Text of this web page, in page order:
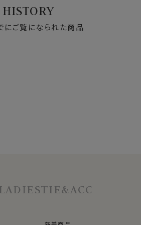
、ほぼノーアイロンでご着用いた
や干し方により異なります。
って、干して、そのまま着られ
した素材です。
材から作られたクールマック
を使用。
供するとともに、環境にも配
です。
ルマックスシャツ
やすさを重視したい方
ルカフス
・3L-45･4L-47cm
ト
入荷はございませんのでご了承
？
、ウエスト部分をやや絞ったス
3L）・47cm(4L)サイズにおいて
タンダウン・
ンあり
安定・オックスフォー
ド・イタリアンカラ
ー・ボタンダウン・ス
キッパー・第一ボタ
HISTORY
にご覧になられた商品
LADIESTIE&ACC